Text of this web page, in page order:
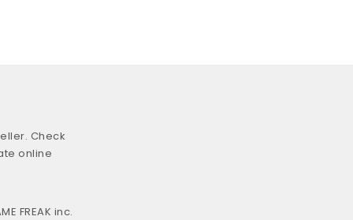
Check
online
FREAK inc.